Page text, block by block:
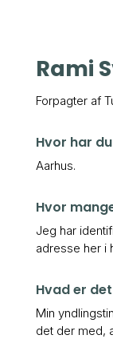
Rami
Forpagter af
Hvor har
Aarhus.
Hvor
Jeg har
adresse her i
Hvad er
Min
det der med,